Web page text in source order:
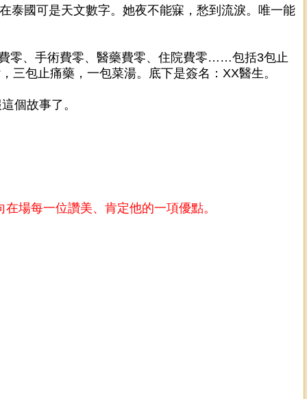
泰國可是天文數字。她夜不能寐，愁到流淚。唯一能
零、手術費零、醫藥費零、住院費零……包括3包止
包止痛藥，一包菜湯。底下是簽名：XX醫生。
個故事了。
場每一位讚美、肯定他的一項優點。